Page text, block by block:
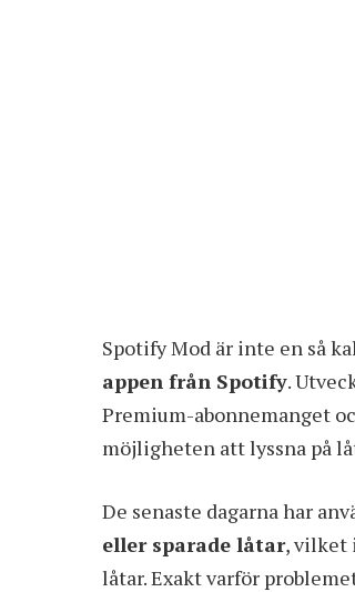
Spotify Mod är inte en så
appen från Spotify.
Premium-abonnemanget
möjligheten att lyssna på
De senaste dagarna har
eller sparade låtar, vilket
låtar. Exakt varför